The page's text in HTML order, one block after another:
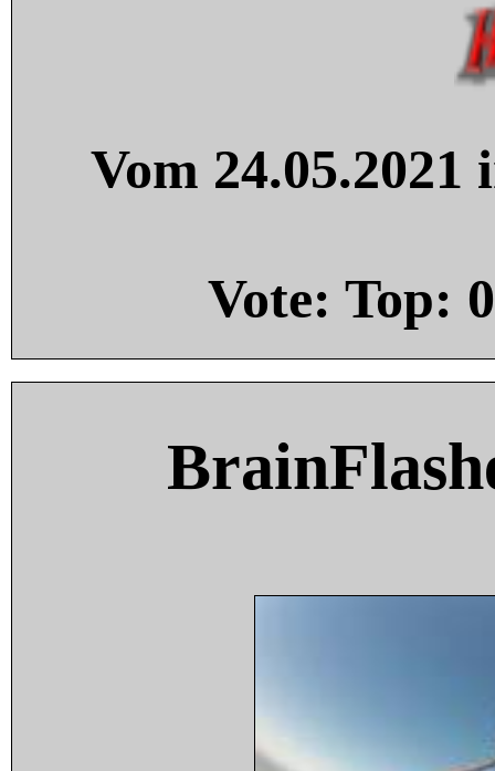
Vom
Vote: Top: 0